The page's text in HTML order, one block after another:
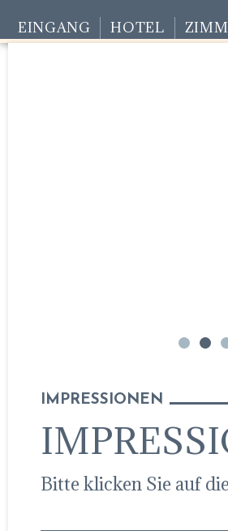
EINGANG HOTEL
IMPRESSIONEN
Bitte klicken Sie auf